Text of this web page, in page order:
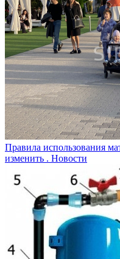
Правила использования
изменить . Новости